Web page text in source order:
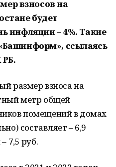
взносов на
будет
инфляции – 4%. Такие
ссылаясь
размер взноса на
метр общей
помещений в домах
составляет – 6,9
7,5 руб.